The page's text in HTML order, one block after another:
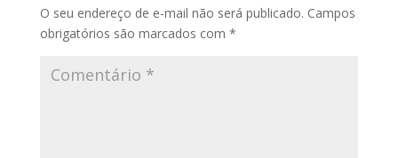
O seu endereço de e-mail não será publicado. Campos
obrigatórios são marcados com *